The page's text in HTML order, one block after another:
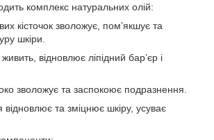
комплекс натуральних олій:
кісточок зволожує, пом’якшує та
шкіри.
відновлює ліпідний бар’єр і
зволожує та заспокоює подразнення.
відновлює та зміцнює шкіру, усуває